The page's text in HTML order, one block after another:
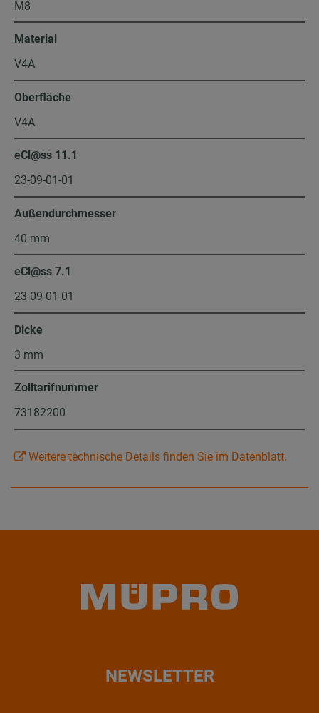
M8
Material
V4A
Oberfläche
V4A
eCl@ss 11.1
23-09-01-01
Außendurchmesser
40 mm
eCl@ss 7.1
23-09-01-01
Dicke
3 mm
Zolltarifnummer
73182200
Weitere technische Details finden Sie im Datenblatt.
NEWSLETTER